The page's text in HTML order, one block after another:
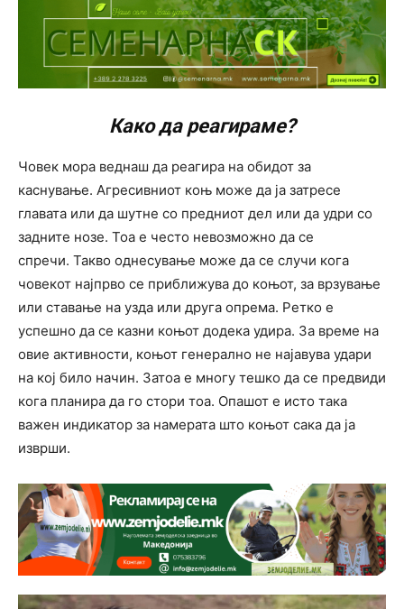
Како да реагираме?
Човек мора веднаш да реагира на обидот за
каснување. Агресивниот коњ може да ја затресе
главата или да шутне со предниот дел или да удри со
задните нозе. Тоа е често невозможно да се
спречи. Такво однесување може да се случи кога
човекот најпрво се приближува до коњот, за врзување
или ставање на узда или друга опрема. Ретко е
успешно да се казни коњот додека удира. За време на
овие активности, коњот генерално не најавува удари
на кој било начин. Затоа е многу тешко да се предвиди
кога планира да го стори тоа. Опашот е исто така
важен индикатор за намерата што коњот сака да ја
изврши.